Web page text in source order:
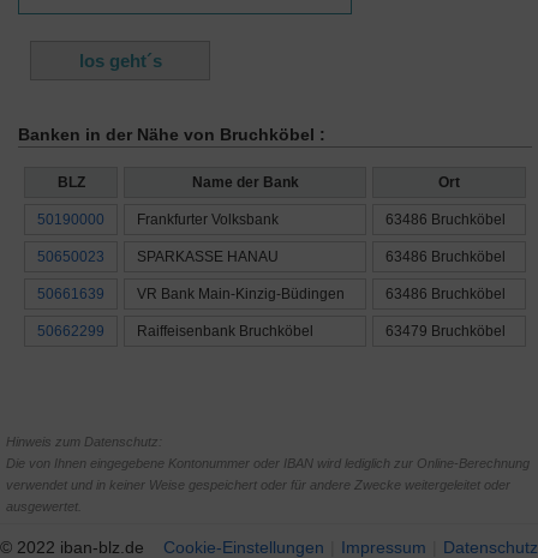
Banken in der Nähe von Bruchköbel :
BLZ Name der Bank Ort
50190000 Frankfurter Volksbank 63486 Bruchköbel
50650023 SPARKASSE HANAU 63486 Bruchköbel
50661639 VR Bank Main-Kinzig-Büdingen 63486 Bruchköbel
50662299 Raiffeisenbank Bruchköbel 63479 Bruchköbel
Hinweis zum Datenschutz:
Die von Ihnen eingegebene Kontonummer oder IBAN wird lediglich zur Online-Berechnung
verwendet und in keiner Weise gespeichert oder für andere Zwecke weitergeleitet oder
ausgewertet.
© 2022 iban-blz.de Cookie-Einstellungen Impressum Datenschutz